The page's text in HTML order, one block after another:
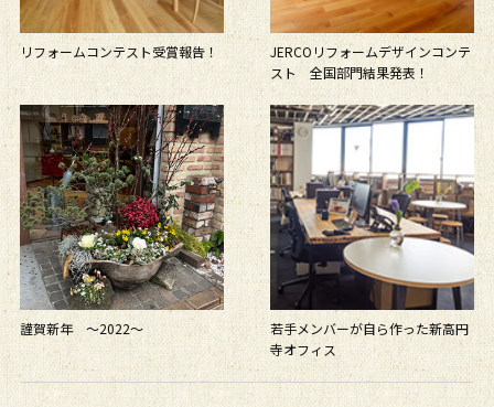
リフォームコンテスト受賞報告！
JERCOリフォームデザインコンテ
スト 全国部門結果発表！
謹賀新年 〜2022〜
若手メンバーが自ら作った新高円
寺オフィス